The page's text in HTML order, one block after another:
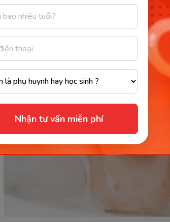
Nhận tư vấn miễn phí
lạnh quá lâu khiến cơ thể rất dễ bị mất
công.